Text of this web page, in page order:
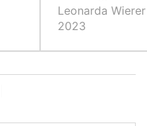
Leonarda
2023